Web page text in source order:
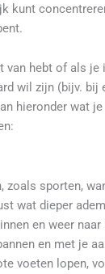
kunt
van hebt of als je
wil zijn (bijv. bij
hieronder wat
zoals sporten,
wat dieper
en weer
en met je
voeten lopen,